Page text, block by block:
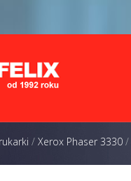
/ Xerox Phaser 3330 /